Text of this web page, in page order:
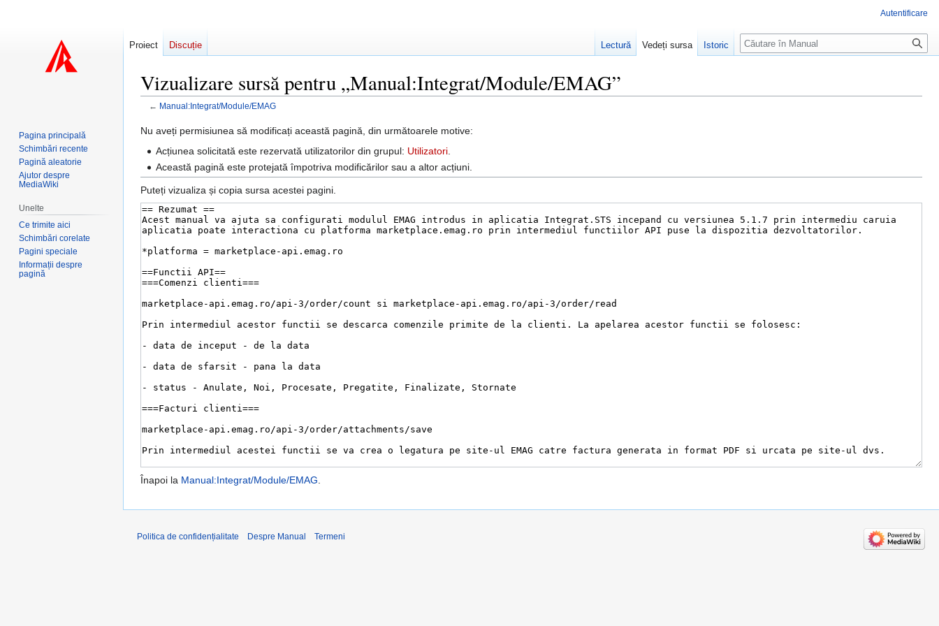
Vizualizare sursă pentru „Manual:Integrat/Module/EMAG”
← Manual:Integrat/Module/EMAG
Sari
Sari
Nu aveți permisiunea să modificați această pagină, din următoarele motive:
Acțiunea solicitată este rezervată utilizatorilor din grupul: Utilizatori
Această pagină este protejată împotriva modificărilor sau a altor acțiuni.
Puteți vizualiza și copia sursa acestei pagini.
Înapoi la Manual:Integrat/Module/EMAG.
Autentificare
Proiect Discuție Lectură Vedeți sursa Istoric Căutare
Pagina principală
Schimbări recente
Pagină aleatorie
Ajutor despre
MediaWiki
Unelte
Ce trimite aici
Schimbări corelate
Pagini speciale
Informații despre
pagină
Politica de confidențialitate Despre Manual Termeni